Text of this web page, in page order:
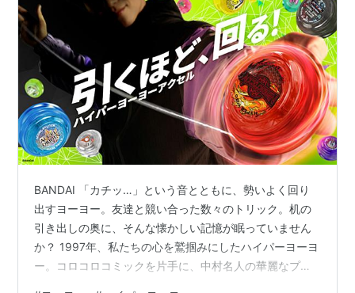
BANDAI 「カチッ…」という音とともに、勢いよく回り
出すヨーヨー。友達と競い合った数々のトリック。机の
引き出しの奥に、そんな懐かしい記憶が眠っていません
か？ 1997年、私たちの心を鷲掴みにしたハイパーヨーヨ
ー。コロコロコミックを片手に、中村名人の華麗なプレ